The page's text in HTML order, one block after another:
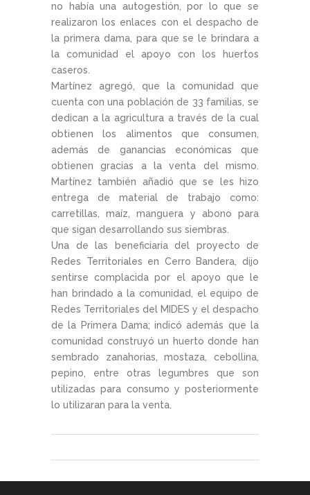
no había una autogestión, por lo que se
realizaron los enlaces con el despacho de
la primera dama, para que se le brindara a
la comunidad el apoyo con los huertos
caseros.
Martínez agregó, que la comunidad que
cuenta con una población de 33 familias, se
dedican a la agricultura a través de la cual
obtienen los alimentos que consumen,
además de ganancias económicas que
obtienen gracias a la venta del mismo.
Martínez también añadió que se les hizo
entrega de material de trabajo como:
carretillas, maíz, manguera y abono para
que sigan desarrollando sus siembras.
Una de las beneficiaria del proyecto de
Redes Territoriales en Cerro Bandera, dijo
sentirse complacida por el apoyo que le
han brindado a la comunidad, el equipo de
Redes Territoriales del MIDES y el despacho
de la Primera Dama; indicó además que la
comunidad construyó un huerto donde han
sembrado zanahorias, mostaza, cebollina,
pepino, entre otras legumbres que son
utilizadas para consumo y posteriormente
lo utilizaran para la venta.